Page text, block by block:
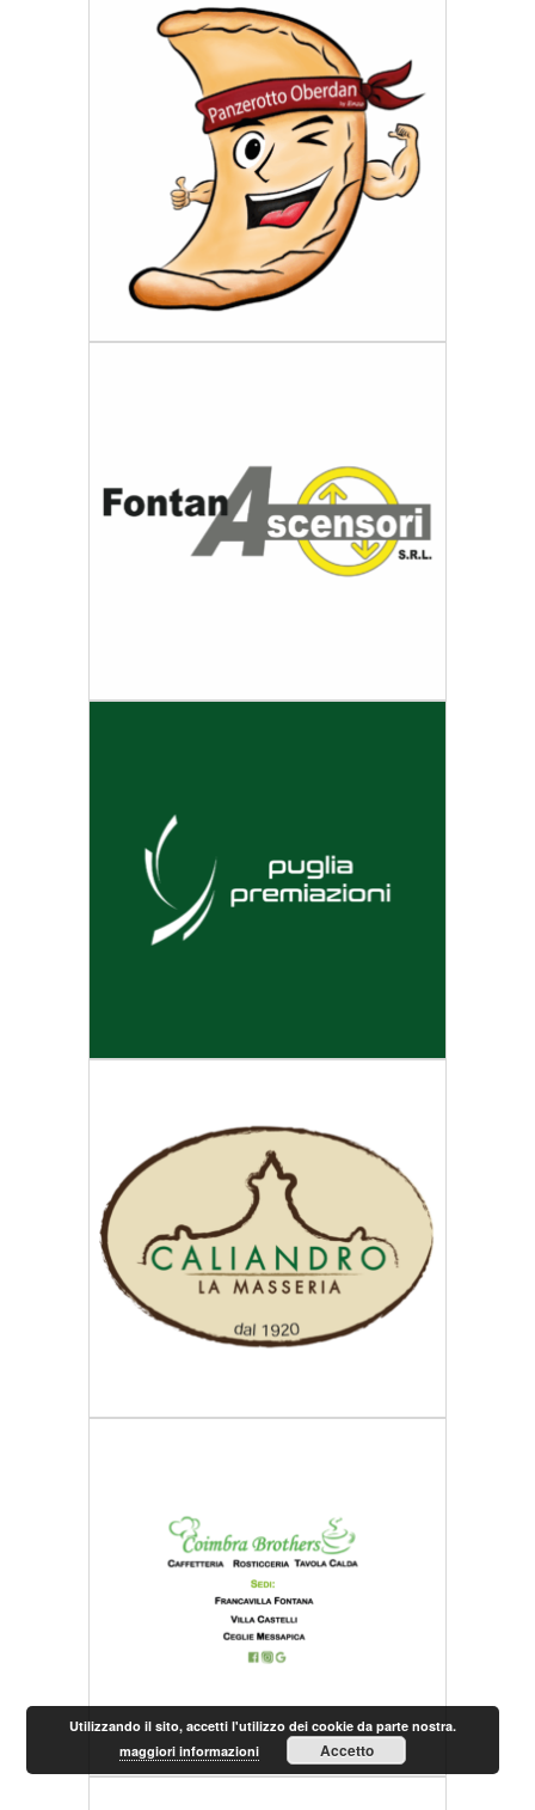
Utilizzando il sito, accetti l'utilizzo dei cookie da parte nostra.
maggiori informazioni
Accetto